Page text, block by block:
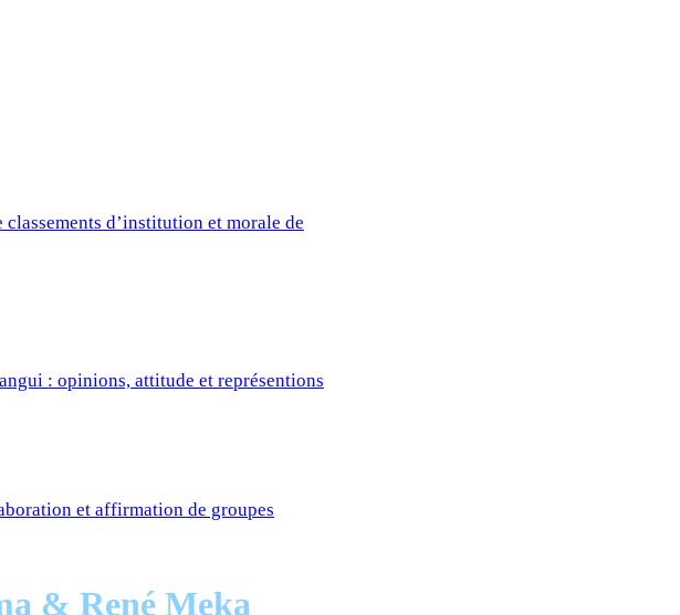
d’institution et morale de
: opinions, attitude et représentions
et affirmation de groupes
& René Meka